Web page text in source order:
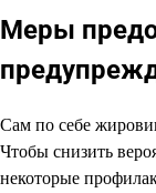
Меры
Сам по себе
Чтобы снизить
некоторые